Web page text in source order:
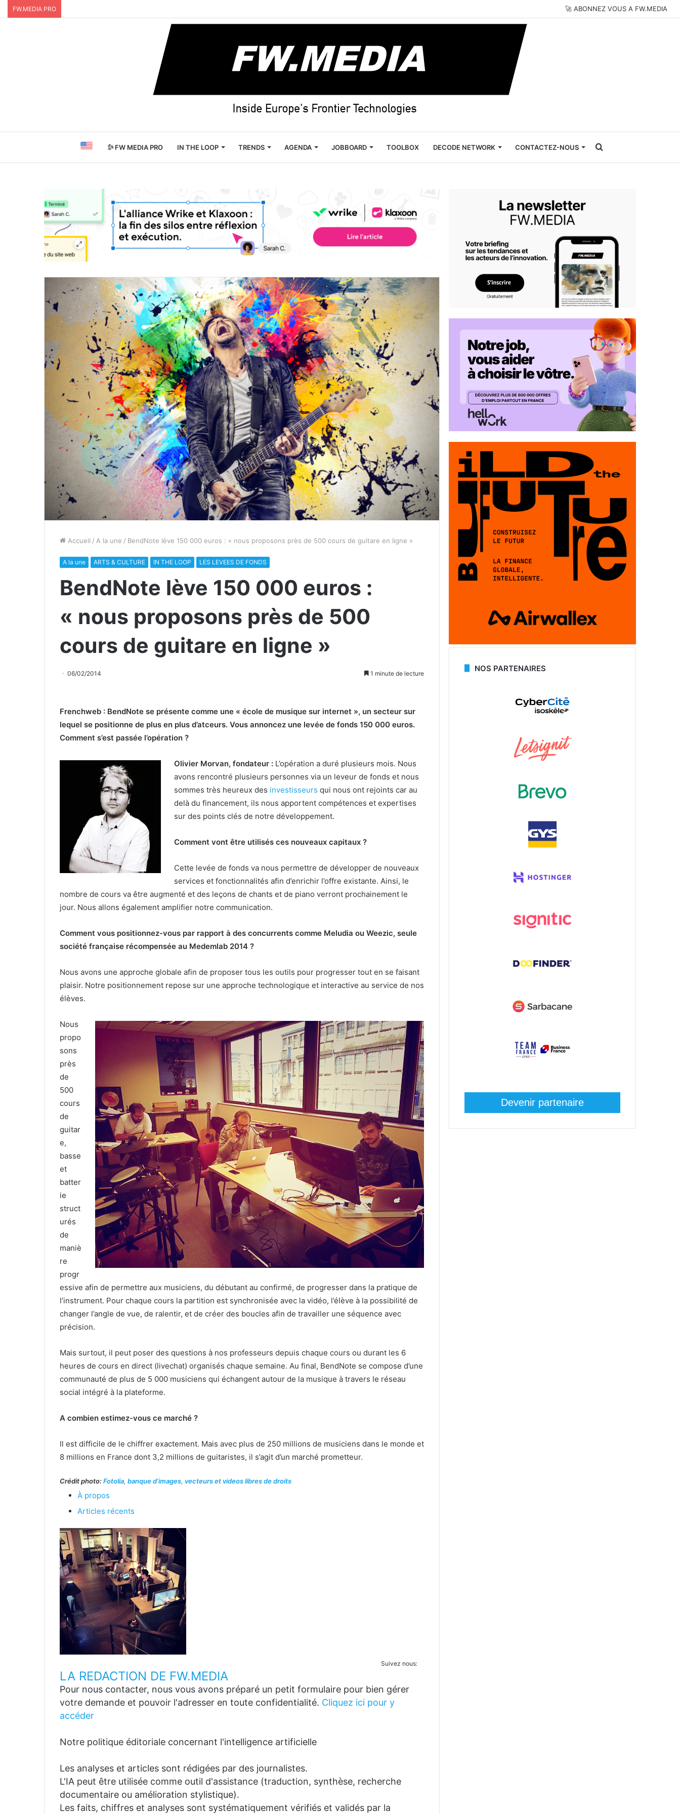
FW.MEDIA PRO 🚀 ABONNEZ VOUS A FW.MEDIA
FW MEDIA PRO IN THE LOOP TRENDS AGENDA JOBBOARD TOOLBOX DECODE NETWORK CONTACTEZ-NOUS Rechercher
Accueil / A la une / BendNote lève 150 000 euros : « nous proposons près de 500 cours de guitare en ligne »
A la une ARTS & CULTURE IN THE LOOP LES LEVEES DE FONDS
BendNote lève 150 000 euros :
« nous proposons près de 500
cours de guitare en ligne »
06/02/2014 1 minute de lecture
Frenchweb : BendNote se présente comme une « école de musique sur internet », un secteur sur
lequel se positionne de plus en plus d’atceurs. Vous annoncez une levée de fonds 150 000 euros.
Comment s’est passée l’opération ?
Olivier Morvan, fondateur : L’opération a duré plusieurs mois. Nous
avons rencontré plusieurs personnes via un leveur de fonds et nous
sommes très heureux des investisseurs qui nous ont rejoints car au
delà du financement, ils nous apportent compétences et expertises
sur des points clés de notre développement.
Comment vont être utilisés ces nouveaux capitaux ?
Cette levée de fonds va nous permettre de développer de nouveaux
services et fonctionnalités afin d’enrichir l’offre existante. Ainsi, le
nombre de cours va être augmenté et des leçons de chants et de piano verront prochainement le
jour. Nous allons également amplifier notre communication.
Comment vous positionnez-vous par rapport à des concurrents comme Meludia ou Weezic, seule
société française récompensée au Medemlab 2014 ?
Nous avons une approche globale afin de proposer tous les outils pour progresser tout en se faisant
plaisir. Notre positionnement repose sur une approche technologique et interactive au service de nos
élèves.
Nous
propo
sons
près
de
500
cours
de
guitar
e,
basse
et
batter
ie
struct
urés
de
maniè
re
progr
essive afin de permettre aux musiciens, du débutant au confirmé, de progresser dans la pratique de
l’instrument. Pour chaque cours la partition est synchronisée avec la vidéo, l’élève à la possibilité de
changer l’angle de vue, de ralentir, et de créer des boucles afin de travailler une séquence avec
précision.
Mais surtout, il peut poser des questions à nos professeurs depuis chaque cours ou durant les 6
heures de cours en direct (livechat) organisés chaque semaine. Au final, BendNote se compose d’une
communauté de plus de 5 000 musiciens qui échangent autour de la musique à travers le réseau
social intégré à la plateforme.
A combien estimez-vous ce marché ?
Il est difficile de le chiffrer exactement. Mais avec plus de 250 millions de musiciens dans le monde et
8 millions en France dont 3,2 millions de guitaristes, il s’agit d’un marché prometteur.
Crédit photo:Fotolia, banque d’images, vecteurs et videos libres de droits
À propos
Articles récents
Suivez nous:
LA REDACTION DE FW.MEDIA
Pour nous contacter, nous vous avons préparé un petit formulaire pour bien gérer
votre demande et pouvoir l'adresser en toute confidentialité. Cliquez ici pour y
accéder
Notre politique éditoriale concernant l'intelligence artificielle
Les analyses et articles sont rédigées par des journalistes.
L'IA peut être utilisée comme outil d'assistance (traduction, synthèse, recherche
documentaire ou amélioration stylistique).
Les faits, chiffres et analyses sont systématiquement vérifiés et validés par la
NOS PARTENAIRES
Devenir partenaire